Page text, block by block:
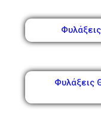
Φυλάξεις